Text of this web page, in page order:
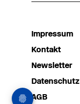
Impressum
Kontakt
Newsletter
Datenschutz
AGB